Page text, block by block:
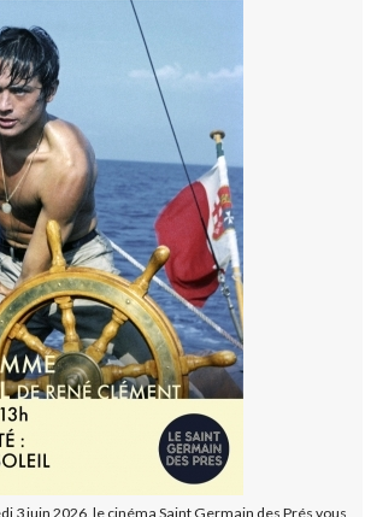
3 juin 2026, le cinéma Saint Germain des Prés vous